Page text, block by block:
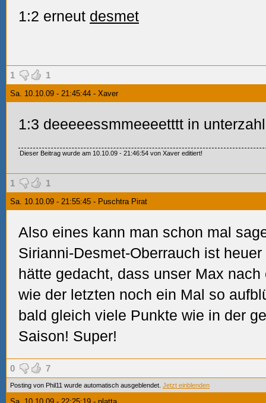
1:2 erneut desmet
1 1
Sa. 10.10.09 - 21:45:44 - Xaver
1:3 deeeeessmmeeeetttt in
Dieser Beitrag wurde am 10.10.09 - 21:46:54 von Xaver editiert!
1 1
Sa. 10.10.09 - 21:55:45 - Puschtra Pirat
Also eines kann man schon mal
Sirianni-Desmet-Oberrauch ist
hätte gedacht, dass unser Max
wie der letzten noch ein Mal so
bald gleich viele Punkte wie in der
Saison! Super!
0 7
Posting von Phil11 wurde automatisch ausgeblendet. Jetzt einblenden